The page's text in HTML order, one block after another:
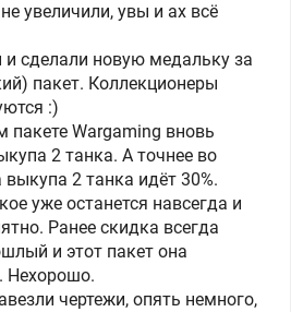
увеличили, увы и ах всё
и сделали новую медальку за
пакет. Коллекционеры
:)
пакете Wargaming вновь
2 танка. А точнее во
выкупа 2 танка идёт 30%.
уже останется навсегда и
Ранее скидка всегда
и этот пакет она
Нехорошо.
чертежи, опять немного,